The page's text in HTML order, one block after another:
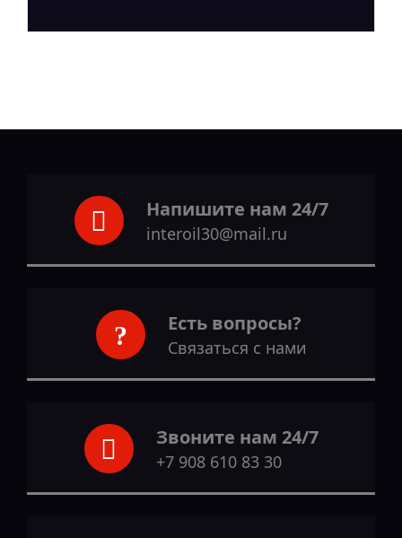
Напишите нам 24/7
interoil30@mail.ru
Есть вопросы?
Связаться с нами
Звоните нам 24/7
+7 908 610 83 30